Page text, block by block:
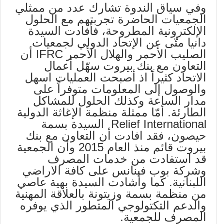
وفي سياق الندوة تشارك عدد من ممثلي
الجمعيات الحاضرة تجربتهم مع الحلول
الإلكترونية المطروحة، فأفادت السيدة
دانيا متّى عن الإتحاد الدولي لجمعيات
الصليب الأحمر والهلال الأحمر IFRC أن
التعاون مع بنك بيروت سهّل أعمال
الاتحاد كثيراً اذ أصبحت العمليات اسهل
والوصول إلى المعلومات متوفراً على
مدار الساعة وكذلك الحلول للمشاكل
الطارئة. أمّا ممثلة منظمة الإغاثة الدولية
Relief International السيدة بسمة
حيصون، فقد افادت أن التعاون مع بنك
بيروت قائم منذ العام 2015 وأن الجمعية
قد استفادت من خدمات المصرف
وشركة بوب فينانس على كافة الاراضي
اللبنانية. كما وأشادت السيدة بهية عاصي
من منظمة بسمة وزيتونة بالعلاقة المهنية
والدعم التكتولوجي المتطور الذي يوفره
المصرف للجمعية.